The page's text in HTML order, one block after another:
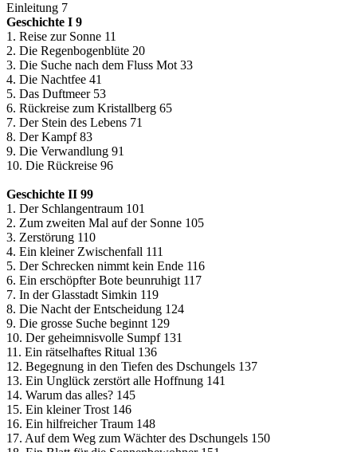
Einleitung 7
Geschichte I 9
1. Reise zur Sonne 11
2. Die Regenbogenblüte 20
3. Die Suche nach dem Fluss Mot 33
4. Die Nachtfee 41
5. Das Duftmeer 53
6. Rückreise zum Kristallberg 65
7. Der Stein des Lebens 71
8. Der Kampf 83
9. Die Verwandlung 91
10. Die Rückreise 96
Geschichte II 99
1. Der Schlangentraum 101
2. Zum zweiten Mal auf der Sonne 105
3. Zerstörung 110
4. Ein kleiner Zwischenfall 111
5. Der Schrecken nimmt kein Ende 116
6. Ein erschöpfter Bote beunruhigt 117
7. In der Glasstadt Simkin 119
8. Die Nacht der Entscheidung 124
9. Die grosse Suche beginnt 129
10. Der geheimnisvolle Sumpf 131
11. Ein rätselhaftes Ritual 136
12. Begegnung in den Tiefen des Dschungels 137
13. Ein Unglück zerstört alle Hoffnung 141
14. Warum das alles? 145
15. Ein kleiner Trost 146
16. Ein hilfreicher Traum 148
17. Auf dem Weg zum Wächter des Dschungels 150